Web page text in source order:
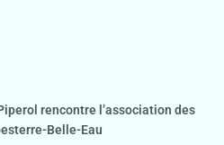
rencontre l’association des
Belle-Eau